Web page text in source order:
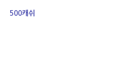
500캐쉬